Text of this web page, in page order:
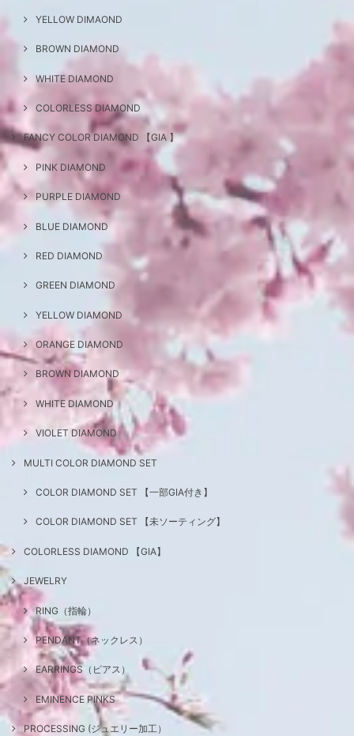
YELLOW DIMAOND
BROWN DIAMOND
WHITE DIAMOND
COLORLESS DIAMOND
FANCY COLOR DIAMOND 【GIA 】
PINK DIAMOND
PURPLE DIAMOND
BLUE DIAMOND
RED DIAMOND
GREEN DIAMOND
YELLOW DIAMOND
ORANGE DIAMOND
BROWN DIAMOND
WHITE DIAMOND
VIOLET DIAMOND
MULTI COLOR DIAMOND SET
COLOR DIAMOND SET 【一部GIA付き】
COLOR DIAMOND SET 【未ソーティング】
COLORLESS DIAMOND 【GIA】
JEWELRY
RING（指輪）
PENDANT（ネックレス）
EARRINGS（ピアス）
EMINENCE PINKS
PROCESSING (ジュエリー加工）